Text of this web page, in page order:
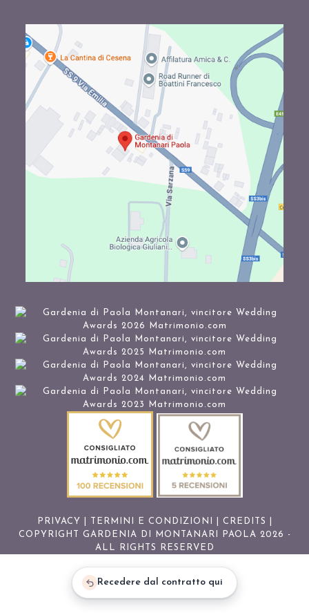
PRIVACY TERMINI E CONDIZIONI CREDITS
COPYRIGHT GARDENIA DI MONTANARI PAOLA 2026 -
ALL RIGHTS RESERVED
Recedere dal contratto qui